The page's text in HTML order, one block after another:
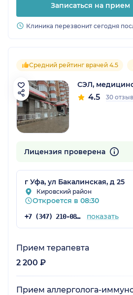
Записаться на прием
Клиника перезвонит сегодня
Средний рейтинг врачей 4.5
СЭЛ,
4.5 30
Лицензия проверена
г Уфа, ул Бакалинская, д 25
Кировский район
Откроется в 08:30
+7 (347) 210-08-43 показать
Прием терапевта
2 200 ₽
Прием аллерголога-